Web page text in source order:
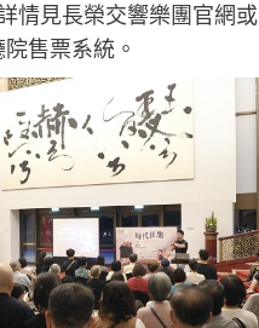
情見長榮交響樂團官網或
售票系統。